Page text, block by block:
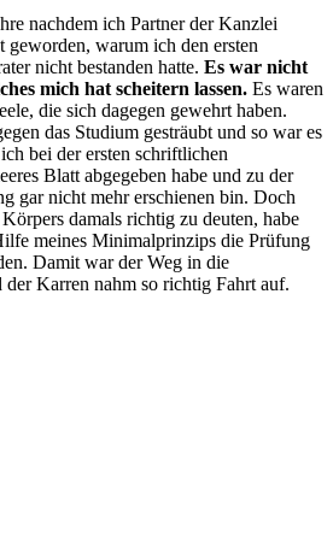
nachdem ich Partner der Kanzlei
geworden, warum ich den ersten
nicht bestanden hatte. Es war nicht
mich hat scheitern lassen. Es waren
die sich dagegen gewehrt haben.
das Studium gesträubt und so war es
bei der ersten schriftlichen
Blatt abgegeben habe und zu der
gar nicht mehr erschienen bin. Doch
damals richtig zu deuten, habe
meines Minimalprinzips die Prüfung
Damit war der Weg in die
der Karren nahm so richtig Fahrt auf.